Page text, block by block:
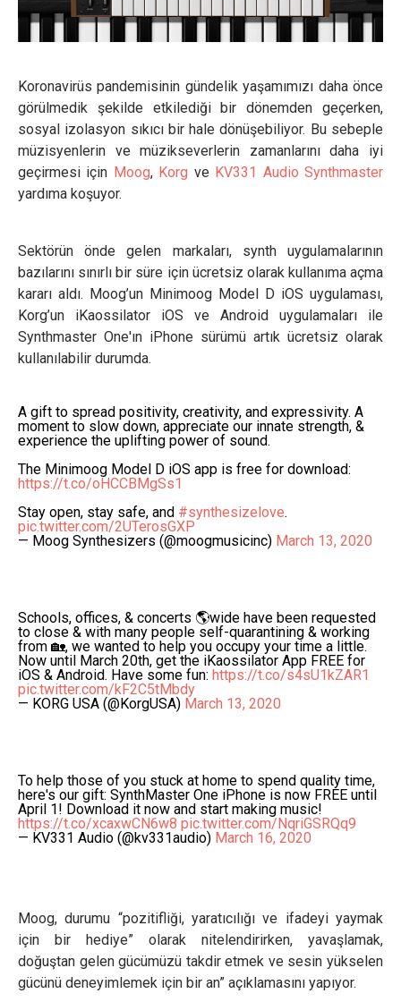
Koronavirüs pandemisinin gündelik yaşamımızı daha önce
görülmedik şekilde etkilediği bir dönemden geçerken,
sosyal izolasyon sıkıcı bir hale dönüşebiliyor. Bu sebeple
müzisyenlerin ve müzikseverlerin zamanlarını daha iyi
geçirmesi için Moog, Korg ve KV331 Audio Synthmaster
yardıma koşuyor.
Sektörün önde gelen markaları, synth uygulamalarının
bazılarını sınırlı bir süre için ücretsiz olarak kullanıma açma
kararı aldı. Moog’un Minimoog Model D iOS uygulaması,
Korg’un iKaossilator iOS ve Android uygulamaları ile
Synthmaster One'ın iPhone sürümü artık ücretsiz olarak
kullanılabilir durumda.
A gift to spread positivity, creativity, and expressivity. A
moment to slow down, appreciate our innate strength, &
experience the uplifting power of sound.
The Minimoog Model D iOS app is free for download:
https://t.co/oHCCBMgSs1
Stay open, stay safe, and #synthesizelove.
pic.twitter.com/2UTerosGXP
— Moog Synthesizers (@moogmusicinc) March 13, 2020
Schools, offices, & concerts 🌎wide have been requested
to close & with many people self-quarantining & working
from 🏡, we wanted to help you occupy your time a little.
Now until March 20th, get the iKaossilator App FREE for
iOS & Android. Have some fun: https://t.co/s4sU1kZAR1
pic.twitter.com/kF2C5tMbdy
— KORG USA (@KorgUSA) March 13, 2020
To help those of you stuck at home to spend quality time,
here's our gift: SynthMaster One iPhone is now FREE until
April 1! Download it now and start making music!
https://t.co/xcaxwCN6w8 pic.twitter.com/NqriGSRQq9
— KV331 Audio (@kv331audio) March 16, 2020
Moog, durumu “pozitifliği, yaratıcılığı ve ifadeyi yaymak
için bir hediye” olarak nitelendirirken, yavaşlamak,
doğuştan gelen gücümüzü takdir etmek ve sesin yükselen
gücünü deneyimlemek için bir an” açıklamasını yapıyor.